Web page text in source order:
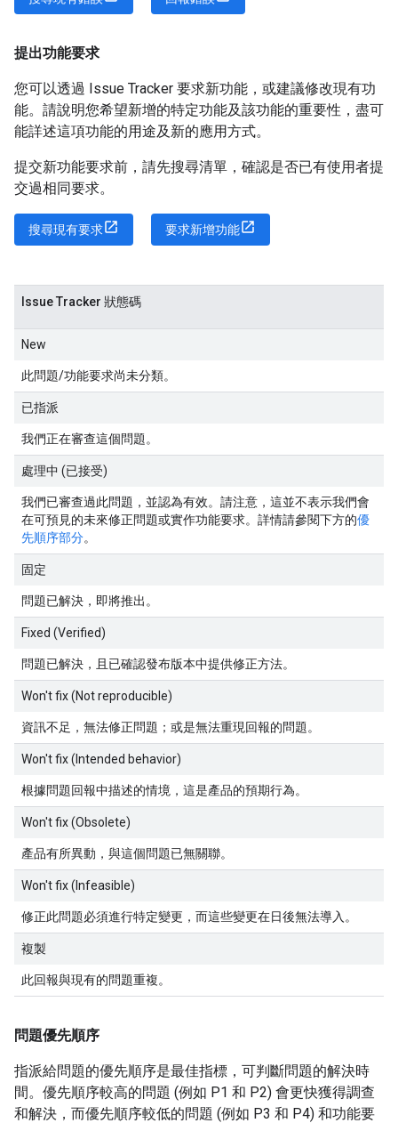
提出功能要求
您可以透過 Issue Tracker 要求新功能，或建議修改現有功
能。請說明您希望新增的特定功能及該功能的重要性，盡可
能詳述這項功能的用途及新的應用方式。
提交新功能要求前，請先搜尋清單，確認是否已有使用者提
交過相同要求。
搜尋現有要求 要求新增功能
Issue Tracker 狀態碼
New
此問題/功能要求尚未分類。
已指派
我們正在審查這個問題。
處理中 (已接受)
我們已審查過此問題，並認為有效。請注意，這並不表示我們會
在可預見的未來修正問題或實作功能要求。詳情請參閱下方的優
先順序部分。
固定
問題已解決，即將推出。
Fixed (Verified)
問題已解決，且已確認發布版本中提供修正方法。
Won't fix (Not reproducible)
資訊不足，無法修正問題；或是無法重現回報的問題。
Won't fix (Intended behavior)
根據問題回報中描述的情境，這是產品的預期行為。
Won't fix (Obsolete)
產品有所異動，與這個問題已無關聯。
Won't fix (Infeasible)
修正此問題必須進行特定變更，而這些變更在日後無法導入。
複製
此回報與現有的問題重複。
問題優先順序
指派給問題的優先順序是最佳指標，可判斷問題的解決時
間。優先順序較高的問題 (例如 P1 和 P2) 會更快獲得調查
和解決，而優先順序較低的問題 (例如 P3 和 P4) 和功能要